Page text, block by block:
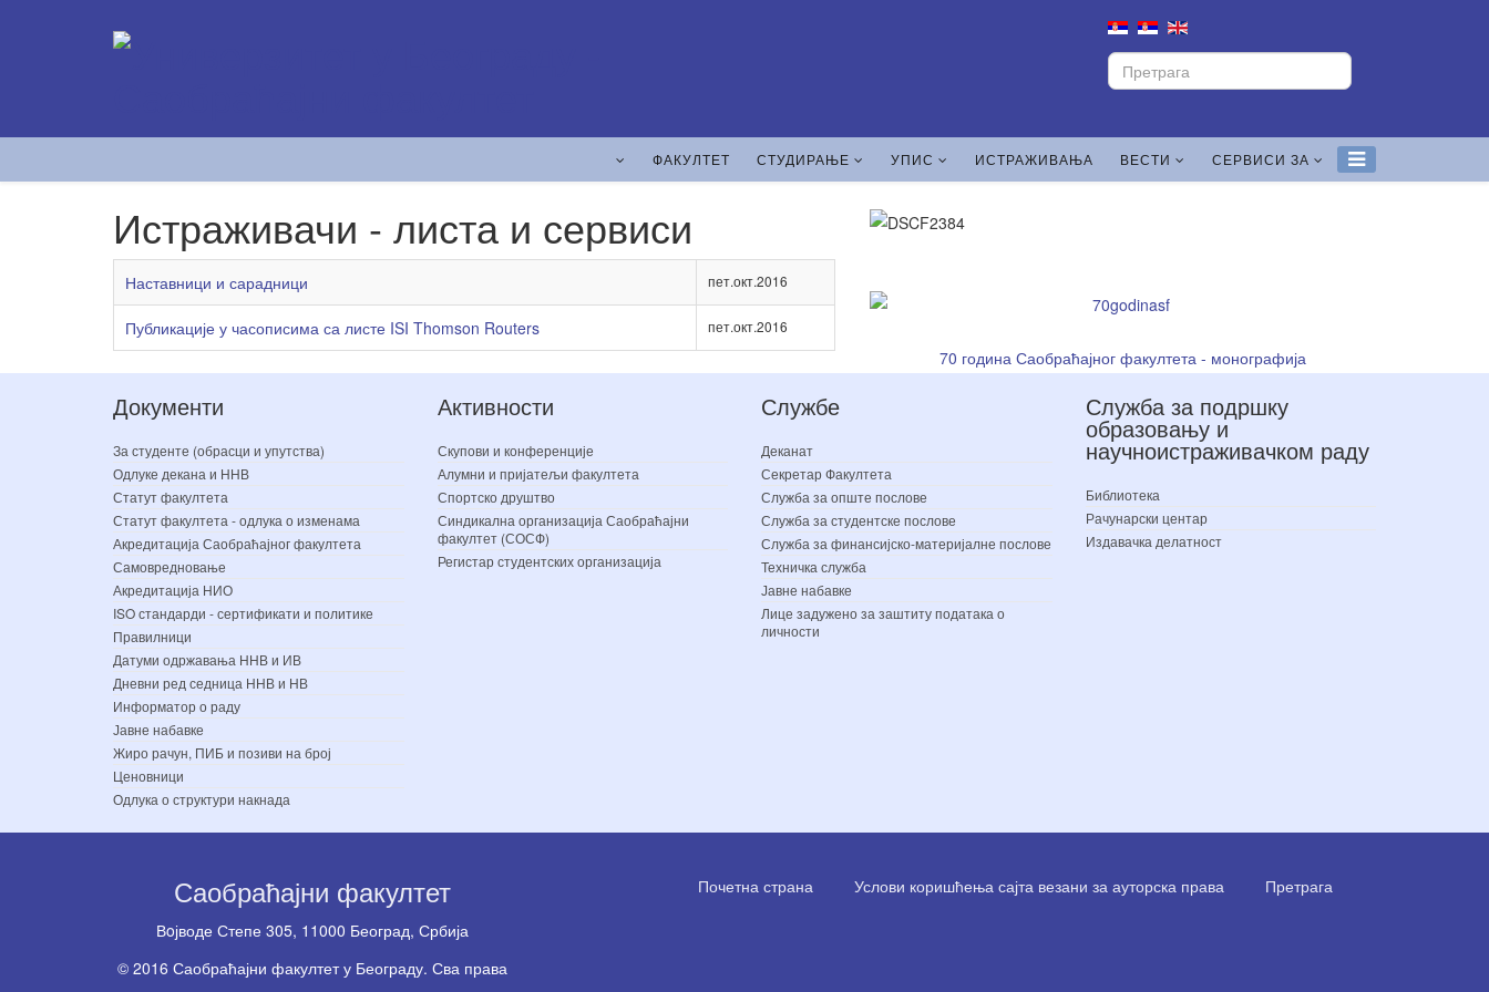
ФАКУЛТЕТ СТУДИРАЊЕ УПИС ИСТРАЖИВАЊА ВЕСТИ СЕРВИСИ ЗА
Истраживачи - листа и сервиси
Наставници и сарадници пет.окт.2016
Публикације у часописима са листе ISI Thomson Routers пет.окт.2016
70 година Саобраћајног факултета - монографија
Документи
За студенте (обрасци и упутства)
Одлуке декана и ННВ
Статут факултета
Статут факултета - одлука о изменама
Акредитација Саобраћајног факултета
Самовредновање
Акредитација НИО
ISO стандарди - сертификати и политике
Правилници
Датуми одржавања ННВ и ИВ
Дневни ред седница ННВ и НВ
Информатор о раду
Јавне набавке
Жиро рачун, ПИБ и позиви на број
Ценовници
Одлука о структури накнада
Активности
Скупови и конференције
Алумни и пријатељи факултета
Спортско друштво
Синдикална организација Саобраћајни
факултет (СОСФ)
Регистар студентских организација
Службе
Деканат
Секретар Факултета
Служба за опште послове
Служба за студентске послове
Служба за финансијско-материјалне послове
Техничка служба
Јавне набавке
Лице задужено за заштиту података о
личности
Служба за подршку
образовању и
научноистраживачком раду
Библиотека
Рачунарски центар
Издавачка делатност
Саобраћајни факултет
Вoјводе Степе 305, 11000 Београд, Србија
© 2016 Саобраћајни факултет у Београду. Сва права
Почетна страна Услови коришћења сајта везани за ауторска права Претрага